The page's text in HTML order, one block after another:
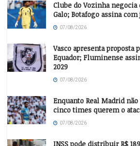
Clube do Vozinha
Galo; Botafogo assina
07/08/2026
Vasco apresenta proposta
Equador; Fluminense
2029
07/08/2026
Enquanto Real Madrid
cinco times querem o
07/08/2026
INSS pode distribuir R$